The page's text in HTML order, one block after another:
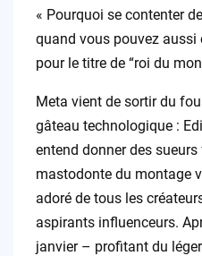
« Pourquoi se contenter
quand vous pouvez aussi
pour le titre de “roi du
Meta vient de sortir du
gâteau technologique :
entend donner des
mastodonte du montage
adoré de tous les
aspirants influenceurs.
janvier – profitant du